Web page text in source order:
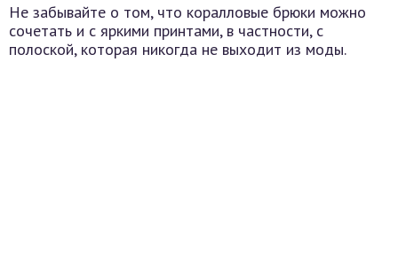
Не забывайте о том, что коралловые брюки можно
сочетать и с яркими принтами, в частности, с
полоской, которая никогда не выходит из моды.